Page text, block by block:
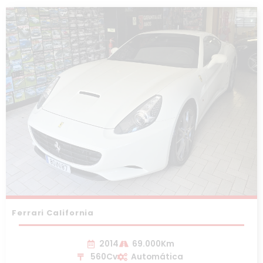
Ferrari California
2014
69.000Km
560Cv
Automática